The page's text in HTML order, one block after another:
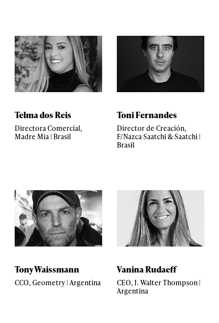
Telma dos Reis
Directora Comercial,
Madre Mia | Brasil
Toni Fernandes
Director de Creación,
F/Nazca Saatchi & Saatchi |
Brasil
Tony Waissmann
CCO, Geometry | Argentina
Vanina Rudaeff
CEO, J. Walter Thompson |
Argentina